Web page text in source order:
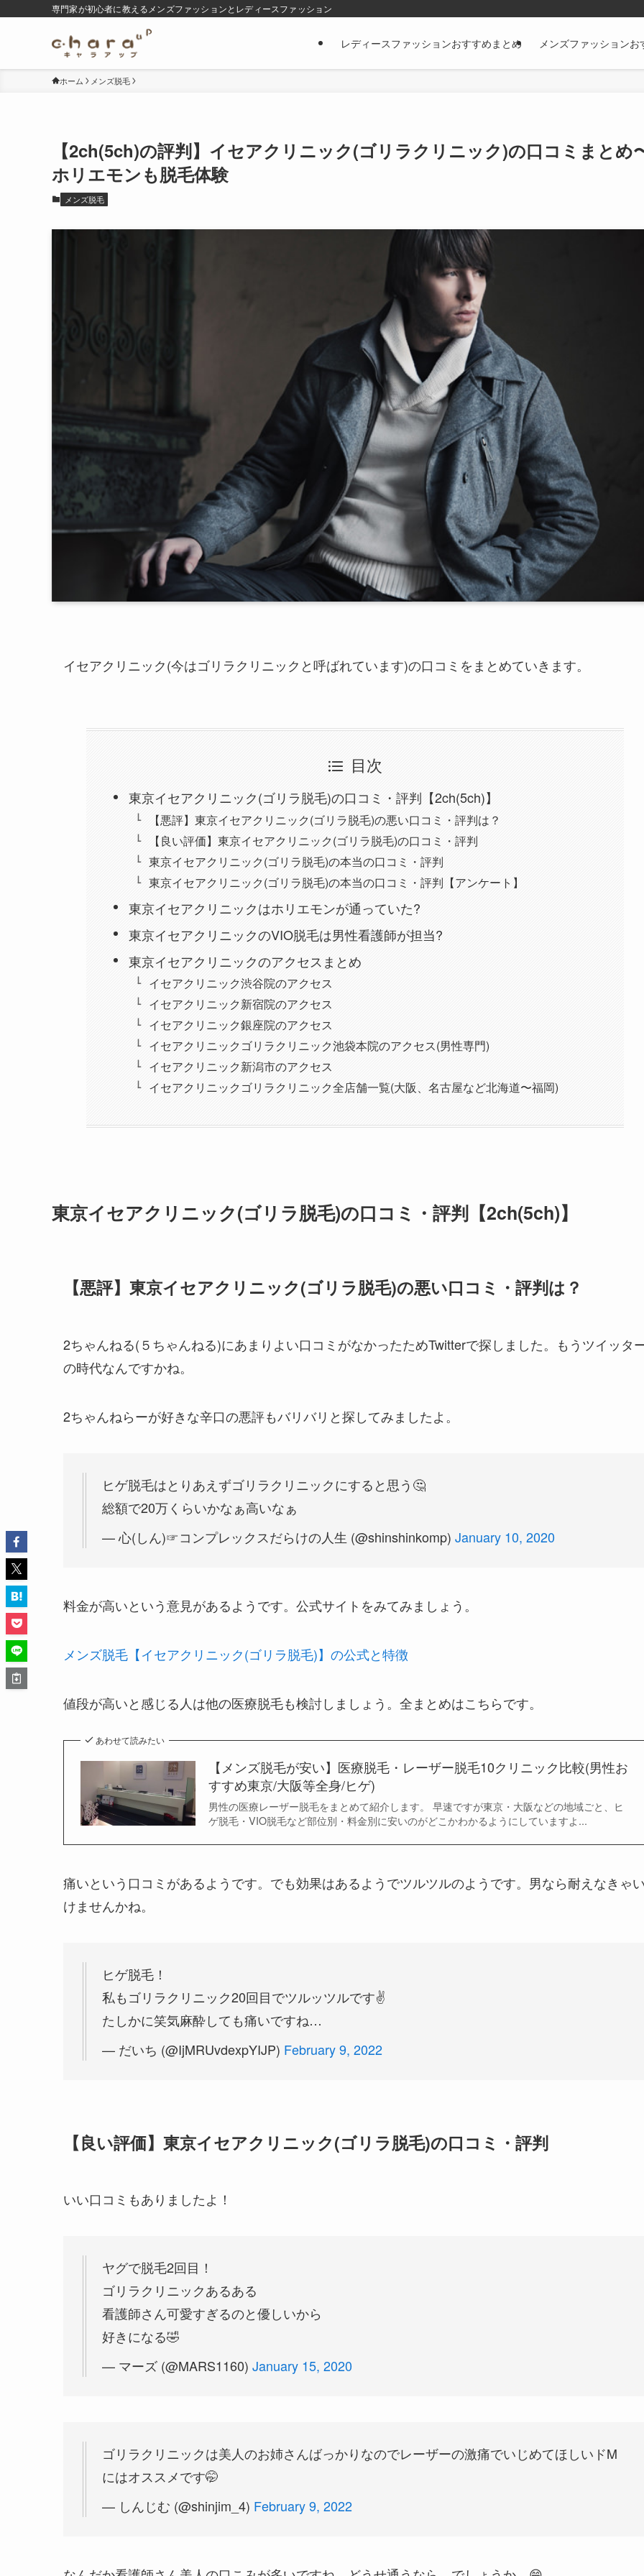
専門家が初心者に教えるメンズファッションとレディースファッション
レディースファッションおすすめまとめ メンズファッションお
ホーム メンズ脱毛
【2ch(5ch)の評判】イセアクリニック(ゴリラクリニック)の口コミまとめ
ホリエモンも脱毛体験
メンズ脱毛
イセアクリニック(今はゴリラクリニックと呼ばれています)の口コミをまとめていきます。
目次
東京イセアクリニック(ゴリラ脱毛)の口コミ・評判【2ch(5ch)】
【悪評】東京イセアクリニック(ゴリラ脱毛)の悪い口コミ・評判は？
【良い評価】東京イセアクリニック(ゴリラ脱毛)の口コミ・評判
東京イセアクリニック(ゴリラ脱毛)の本当の口コミ・評判
東京イセアクリニック(ゴリラ脱毛)の本当の口コミ・評判【アンケート】
東京イセアクリニックはホリエモンが通っていた?
東京イセアクリニックのVIO脱毛は男性看護師が担当?
東京イセアクリニックのアクセスまとめ
イセアクリニック渋谷院のアクセス
イセアクリニック新宿院のアクセス
イセアクリニック銀座院のアクセス
イセアクリニックゴリラクリニック池袋本院のアクセス(男性専門)
イセアクリニック新潟市のアクセス
イセアクリニックゴリラクリニック全店舗一覧(大阪、名古屋など北海道〜福岡)
東京イセアクリニック(ゴリラ脱毛)の口コミ・評判【2ch(5ch)】
【悪評】東京イセアクリニック(ゴリラ脱毛)の悪い口コミ・評判は？
2ちゃんねる(５ちゃんねる)にあまりよい口コミがなかったためTwitterで探しました。もうツイッタ
の時代なんですかね。
2ちゃんねらーが好きな辛口の悪評もバリバリと探してみましたよ。
ヒゲ脱毛はとりあえずゴリラクリニックにすると思う🤔
総額で20万くらいかなぁ高いなぁ
— 心(しん)☞コンプレックスだらけの人生 (@shinshinkomp) January 10, 2020
料金が高いという意見があるようです。公式サイトをみてみましょう。
メンズ脱毛【イセアクリニック(ゴリラ脱毛)】の公式と特徴
値段が高いと感じる人は他の医療脱毛も検討しましょう。全まとめはこちらです。
あわせて読みたい
【メンズ脱毛が安い】医療脱毛・レーザー脱毛10クリニック比較(男性お
すすめ東京/大阪等全身/ヒゲ)
男性の医療レーザー脱毛をまとめて紹介します。 早速ですが東京・大阪などの地域ごと、ヒ
ゲ脱毛・VIO脱毛など部位別・料金別に安いのがどこかわかるようにしていますよ...
痛いという口コミがあるようです。でも効果はあるようでツルツルのようです。男なら耐えなきゃ
けませんかね。
ヒゲ脱毛！
私もゴリラクリニック20回目でツルッツルです✌️
たしかに笑気麻酔しても痛いですね…
— だいち (@IjMRUvdexpYIJP) February 9, 2022
【良い評価】東京イセアクリニック(ゴリラ脱毛)の口コミ・評判
いい口コミもありましたよ！
ヤグで脱毛2回目！
ゴリラクリニックあるある
看護師さん可愛すぎるのと優しいから
好きになる🤣
— マーズ (@MARS1160) January 15, 2020
ゴリラクリニックは美人のお姉さんばっかりなのでレーザーの激痛でいじめてほしいドM
にはオススメです🤭
— しんじむ (@shinjim_4) February 9, 2022